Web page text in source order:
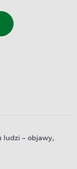
ludzi – objawy,